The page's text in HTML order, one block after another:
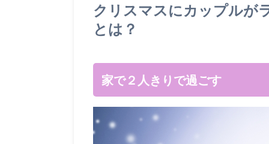
クリスマスにカップルが
とは？
家で２人きりで過ごす